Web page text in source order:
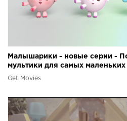
Малышарики - новые серии -
мультики для самых маленьких
Get Movies